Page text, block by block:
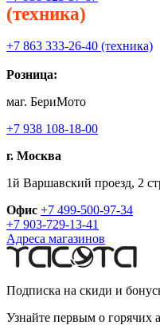
(техника)
+7 863 333-26-40 (техника)
Розница:
маг. БериМото
+7 938 108-18-00
г. Москва
1й Варшавский проезд, 2
Офис +7 499-500-97-34
+7 903-729-13-41
Адреса магазинов
Подписка на скиди и
Узнайте первым о горячих